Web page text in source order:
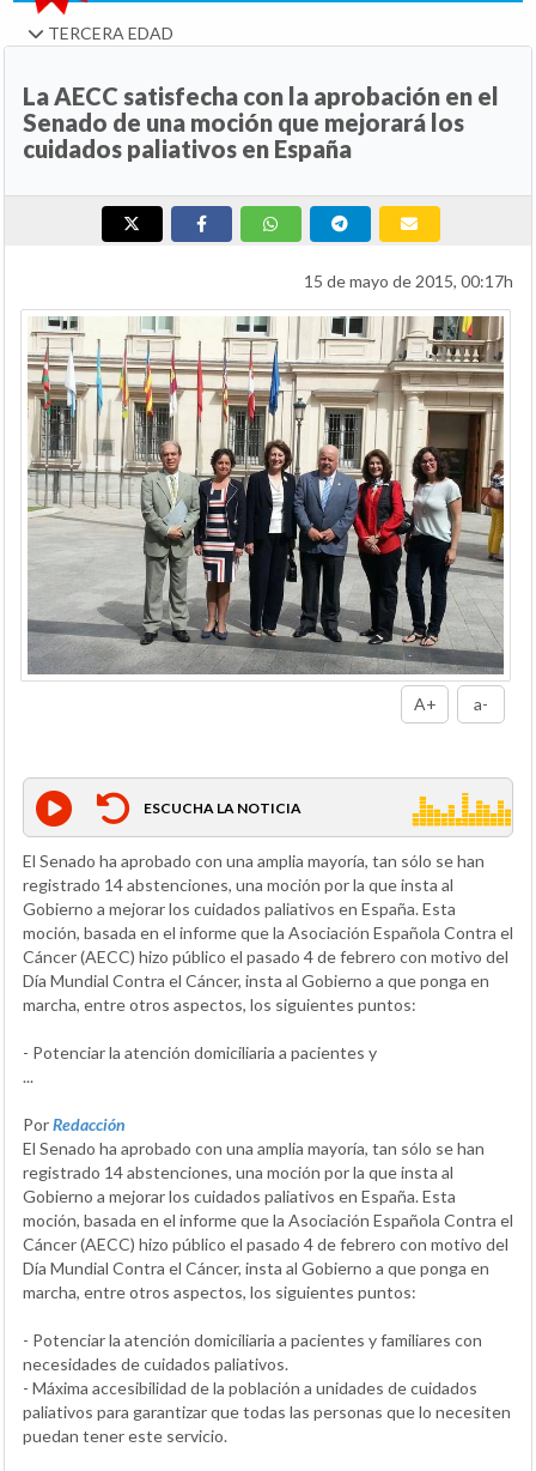
TERCERA EDAD
La AECC satisfecha con la aprobación en el
Senado de una moción que mejorará los
cuidados paliativos en España
15 de mayo de 2015, 00:17h
A+ a-
ESCUCHA LA NOTICIA
El Senado ha aprobado con una amplia mayoría, tan sólo se han
registrado 14 abstenciones, una moción por la que insta al
Gobierno a mejorar los cuidados paliativos en España. Esta
moción, basada en el informe que la Asociación Española Contra el
Cáncer (AECC) hizo público el pasado 4 de febrero con motivo del
Día Mundial Contra el Cáncer, insta al Gobierno a que ponga en
marcha, entre otros aspectos, los siguientes puntos:
- Potenciar la atención domiciliaria a pacientes y
...
PorRedacción
El Senado ha aprobado con una amplia mayoría, tan sólo se han
registrado 14 abstenciones, una moción por la que insta al
Gobierno a mejorar los cuidados paliativos en España. Esta
moción, basada en el informe que la Asociación Española Contra el
Cáncer (AECC) hizo público el pasado 4 de febrero con motivo del
Día Mundial Contra el Cáncer, insta al Gobierno a que ponga en
marcha, entre otros aspectos, los siguientes puntos:
- Potenciar la atención domiciliaria a pacientes y familiares con
necesidades de cuidados paliativos.
- Máxima accesibilidad de la población a unidades de cuidados
paliativos para garantizar que todas las personas que lo necesiten
puedan tener este servicio.